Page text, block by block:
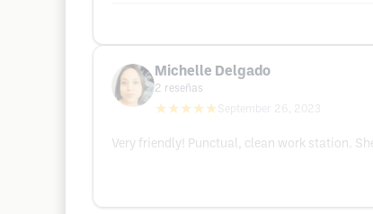
Michelle Delgado
2 reseñas
★★★★★September 26, 2023
Very friendly! Punctual, clean work station.